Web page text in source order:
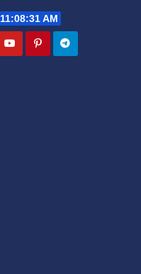
11:08:32 AM